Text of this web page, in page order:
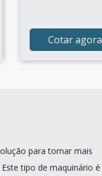
Cotar agora
para tornar mais
tipo de maquinário é